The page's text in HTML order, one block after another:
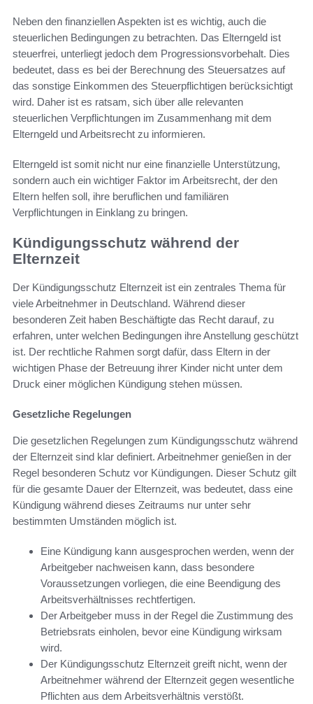
Neben den finanziellen Aspekten ist es wichtig, auch die
steuerlichen Bedingungen zu betrachten. Das Elterngeld ist
steuerfrei, unterliegt jedoch dem Progressionsvorbehalt. Dies
bedeutet, dass es bei der Berechnung des Steuersatzes auf
das sonstige Einkommen des Steuerpflichtigen berücksichtigt
wird. Daher ist es ratsam, sich über alle relevanten
steuerlichen Verpflichtungen im Zusammenhang mit dem
Elterngeld und Arbeitsrecht zu informieren.
Elterngeld ist somit nicht nur eine finanzielle Unterstützung,
sondern auch ein wichtiger Faktor im Arbeitsrecht, der den
Eltern helfen soll, ihre beruflichen und familiären
Verpflichtungen in Einklang zu bringen.
Kündigungsschutz während der
Elternzeit
Der Kündigungsschutz Elternzeit ist ein zentrales Thema für
viele Arbeitnehmer in Deutschland. Während dieser
besonderen Zeit haben Beschäftigte das Recht darauf, zu
erfahren, unter welchen Bedingungen ihre Anstellung geschützt
ist. Der rechtliche Rahmen sorgt dafür, dass Eltern in der
wichtigen Phase der Betreuung ihrer Kinder nicht unter dem
Druck einer möglichen Kündigung stehen müssen.
Gesetzliche Regelungen
Die gesetzlichen Regelungen zum Kündigungsschutz während
der Elternzeit sind klar definiert. Arbeitnehmer genießen in der
Regel besonderen Schutz vor Kündigungen. Dieser Schutz gilt
für die gesamte Dauer der Elternzeit, was bedeutet, dass eine
Kündigung während dieses Zeitraums nur unter sehr
bestimmten Umständen möglich ist.
Eine Kündigung kann ausgesprochen werden, wenn der
Arbeitgeber nachweisen kann, dass besondere
Voraussetzungen vorliegen, die eine Beendigung des
Arbeitsverhältnisses rechtfertigen.
Der Arbeitgeber muss in der Regel die Zustimmung des
Betriebsrats einholen, bevor eine Kündigung wirksam
wird.
Der Kündigungsschutz Elternzeit greift nicht, wenn der
Arbeitnehmer während der Elternzeit gegen wesentliche
Pflichten aus dem Arbeitsverhältnis verstößt.